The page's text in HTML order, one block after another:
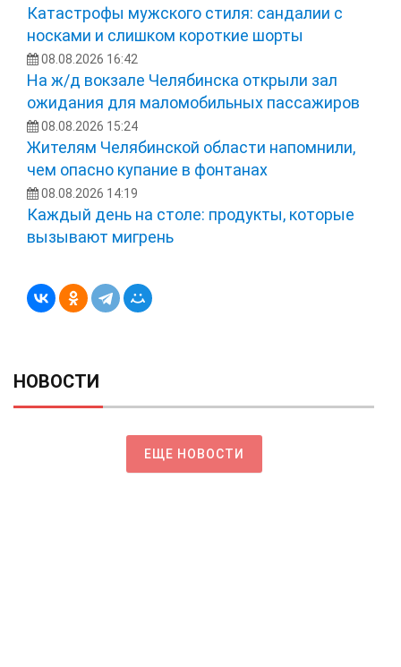
Катастрофы мужского стиля: сандалии с
носками и слишком короткие шорты
08.08.2026 16:42
На ж/д вокзале Челябинска открыли зал
ожидания для маломобильных пассажиров
08.08.2026 15:24
Жителям Челябинской области напомнили,
чем опасно купание в фонтанах
08.08.2026 14:19
Каждый день на столе: продукты, которые
вызывают мигрень
НОВОСТИ
ЕЩЕ НОВОСТИ